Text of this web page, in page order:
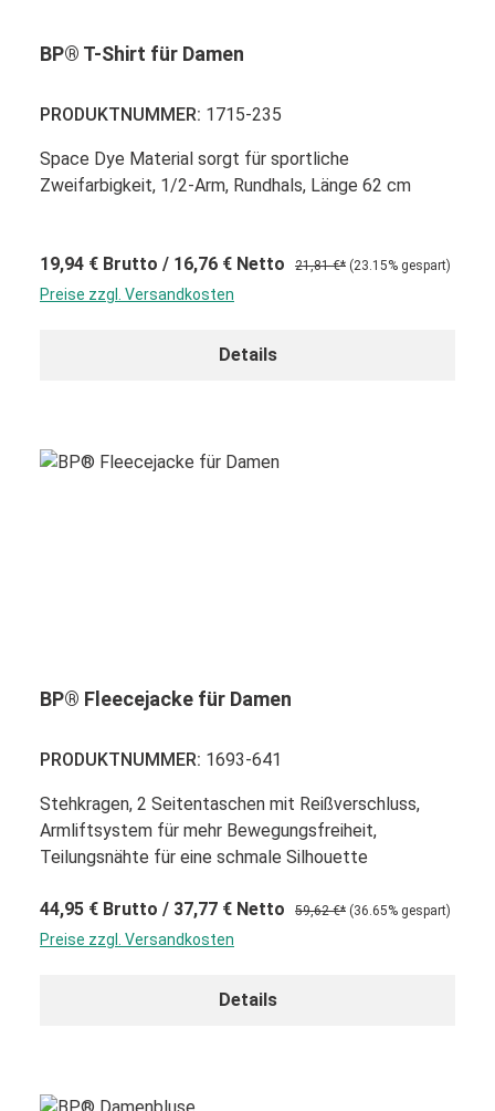
BP® T-Shirt für Damen
PRODUKTNUMMER: 1715-235
Space Dye Material sorgt für sportliche
Zweifarbigkeit, 1/2-Arm, Rundhals, Länge 62 cm
19,94 € Brutto / 16,76 € Netto 21,81 €* (23.15% gespart)
Preise zzgl. Versandkosten
Details
BP® Fleecejacke für Damen
PRODUKTNUMMER: 1693-641
Stehkragen, 2 Seitentaschen mit Reißverschluss,
Armliftsystem für mehr Bewegungsfreiheit,
Teilungsnähte für eine schmale Silhouette
44,95 € Brutto / 37,77 € Netto 59,62 €* (36.65% gespart)
Preise zzgl. Versandkosten
Details